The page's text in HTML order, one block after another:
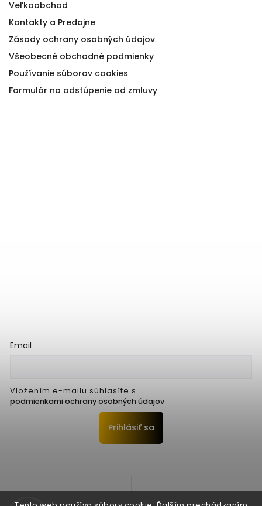
Veľkoobchod
Kontakty a Predajne
Zásady ochrany osobných údajov
Všeobecné obchodné podmienky
Používanie súborov cookies
Formulár na odstúpenie od zmluvy
Email
Vložením e-mailu súhlasíte s
podmienkami ochrany osobných údajov
Prihlásiť sa